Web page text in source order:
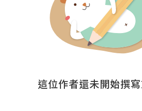
這位作者還未開始撰寫